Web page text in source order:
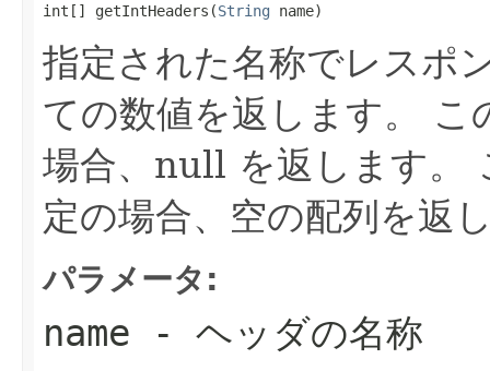
int[] getIntHeaders(String name)
指定された名称でレスポ
ての数値を返します。 こ
場合、null を返します。
定の場合、空の配列を返
パラメータ:
name - ヘッダの名称